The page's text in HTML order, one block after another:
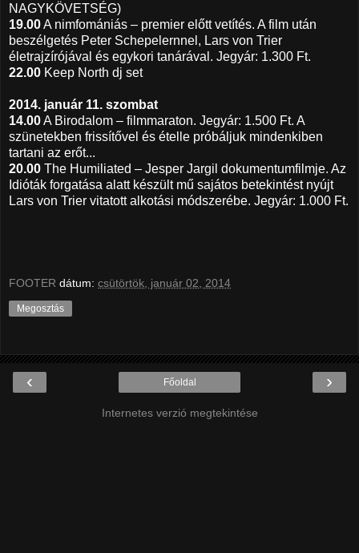
NAGYKÖVETSÉG)
19.00A nimfomániás – premier előtt vetítés. A film után
beszélgetés Peter Schepelernnel, Lars von Trier
életrajzírójával és egykori tanárával. Jegyár: 1.300 Ft.
22.00 Keep North dj set
2014. január 11. szombat
14.00A Birodalom – filmmaraton. Jegyár: 1.500 Ft. A
szünetekben frissítővel és ételle próbáljuk mindenkiben
tartani az erőt...
20.00 The Humiliated – Jesper Jargil dokumentumfilmje. Az
Idióták forgatása alatt készült mű sajátos betekintést nyújt
Lars von Trier vitatott alkotási módszerébe. Jegyár: 1.000 Ft.
FOOTER dátum: csütörtök, január 02, 2014
Megosztás
‹ ›
Főoldal
Internetes verzió megtekintése